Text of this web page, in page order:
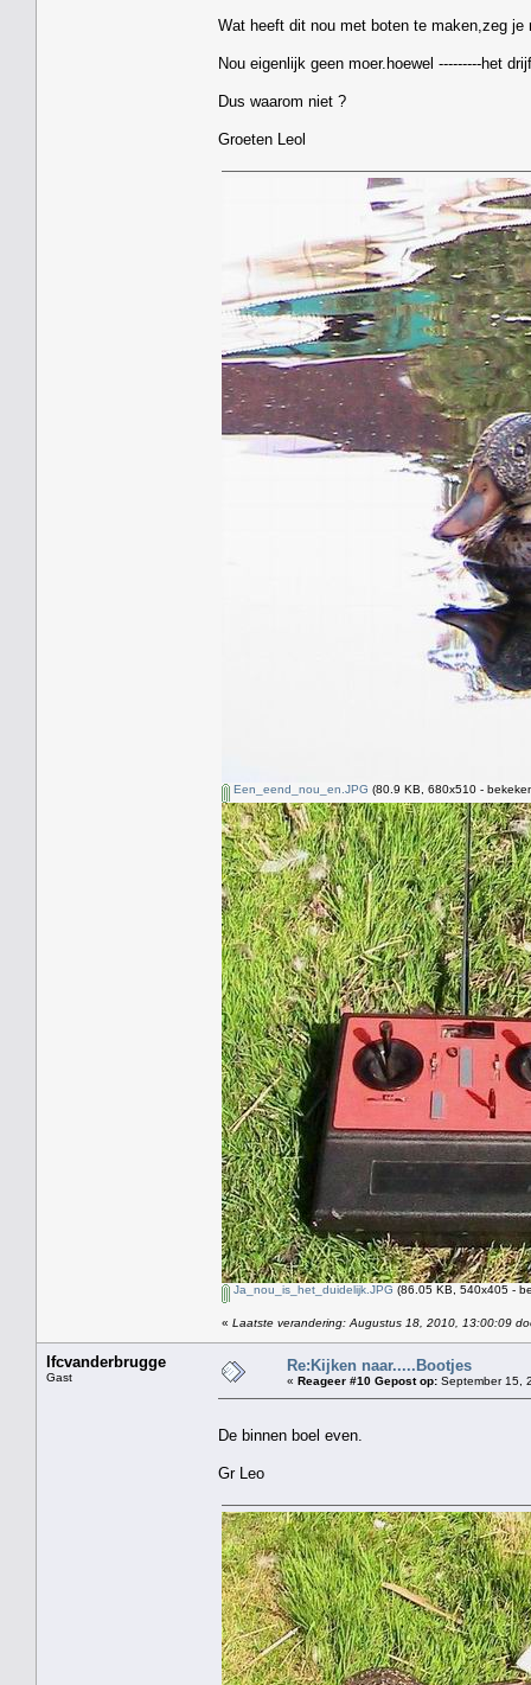
Wat heeft dit nou met boten te maken,zeg je
Nou eigenlijk geen moer.hoewel ---------het
Dus waarom niet ?
Groeten Leol
Een_eend_nou_en.JPG (80.9 KB, 680x510 -
Ja_nou_is_het_duidelijk.JPG (86.05 KB, 540x405 -
« Laatste verandering: Augustus 18, 2010, 13:00:09
lfcvanderbrugge
Gast
Re:Kijken naar.....Bootjes
« Reageer #10 Gepost op: September 15,
De binnen boel even.
Gr Leo